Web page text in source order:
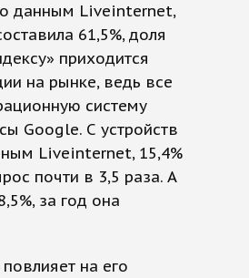
данным Liveinternet,
61,5%, доля
приходится
на рынке, ведь все
систему
Google. С устройств
Liveinternet, 15,4%
почти в 3,5 раза. А
за год она
на его